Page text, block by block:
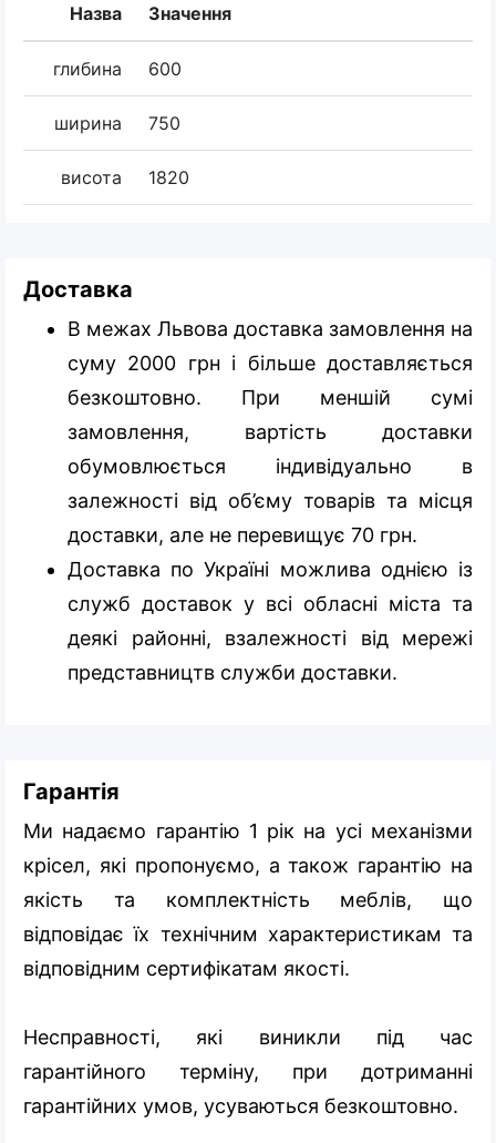
Назва Значення
глибина 600
ширина 750
висота 1820
Доставка
В межах Львова доставка замовлення на
суму 2000 грн і більше доставляється
безкоштовно. При меншій сумі
замовлення, вартість доставки
обумовлюється індивідуально в
залежності від об’єму товарів та місця
доставки, але не перевищує 70 грн.
Доставка по Україні можлива однією із
служб доставок у всі обласні міста та
деякі районні, взалежності від мережі
представництв служби доставки.
Гарантія
Ми надаємо гарантію 1 рік на усі механізми
крісел, які пропонуємо, а також гарантію на
якість та комплектність меблів, що
відповідає їх технічним характеристикам та
відповідним сертифікатам якості.
Несправності, які виникли під час
гарантійного терміну, при дотриманні
гарантійних умов, усуваються безкоштовно.